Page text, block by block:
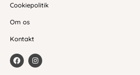
Cookiepolitik
Om os
Kontakt
F
a
c
I
n
s